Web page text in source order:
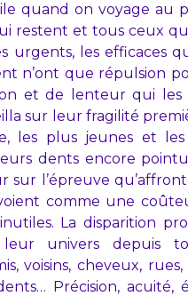
quand on voyage au
restent et tous ceux
urgents, les efficaces
n’ont que répulsion
et de lenteur qui
sur leur fragilité
les plus jeunes et
dents encore
sur l’épreuve
comme une
La disparition
univers depuis
voisins, cheveux,
Précision, acuité,